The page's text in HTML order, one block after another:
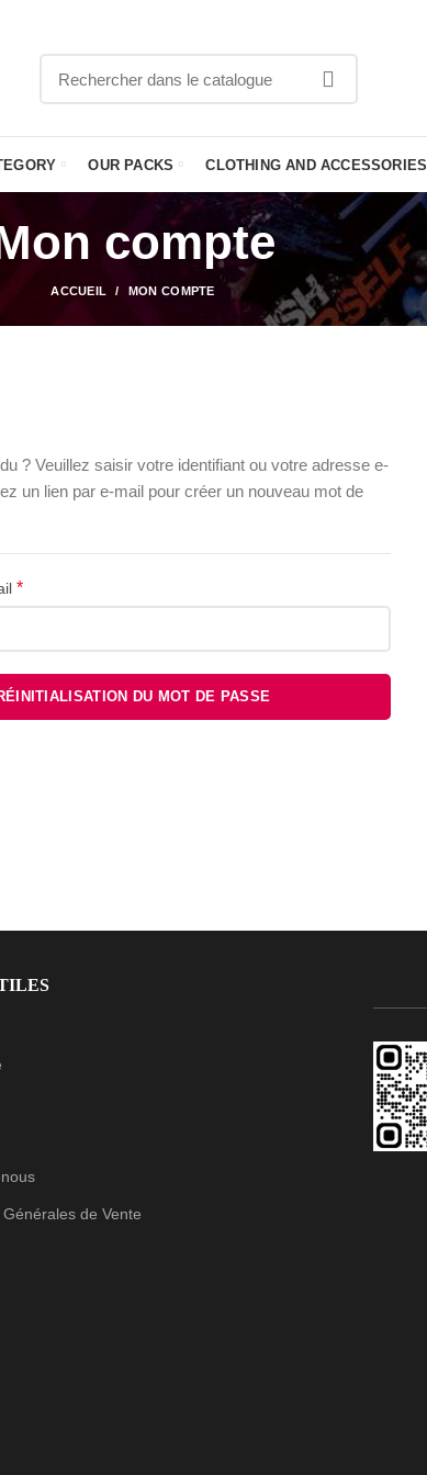
OUR PACKS CLOTHING AND ACCESSORIES
compte
ACCUEIL MON COMPTE
? Veuillez saisir votre identifiant ou votre adresse e-
un lien par e-mail pour créer un nouveau mot de
*Obligatoire
DU MOT DE PASSE
de Vente